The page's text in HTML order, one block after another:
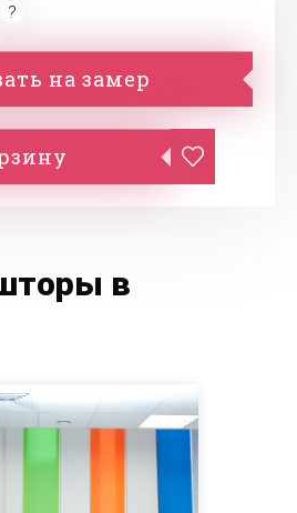
на замер
в